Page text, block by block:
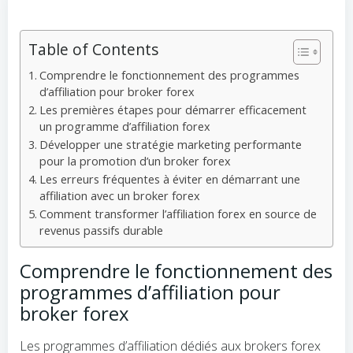
Table of Contents
Comprendre le fonctionnement des programmes
d’affiliation pour broker forex
Les premières étapes pour démarrer efficacement
un programme d’affiliation forex
Développer une stratégie marketing performante
pour la promotion d’un broker forex
Les erreurs fréquentes à éviter en démarrant une
affiliation avec un broker forex
Comment transformer l’affiliation forex en source de
revenus passifs durable
Comprendre le fonctionnement des
programmes d’affiliation pour
broker forex
Les programmes d’affiliation dédiés aux brokers forex